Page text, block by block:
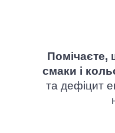
Помічаєте,
смаки і
та дефіцит